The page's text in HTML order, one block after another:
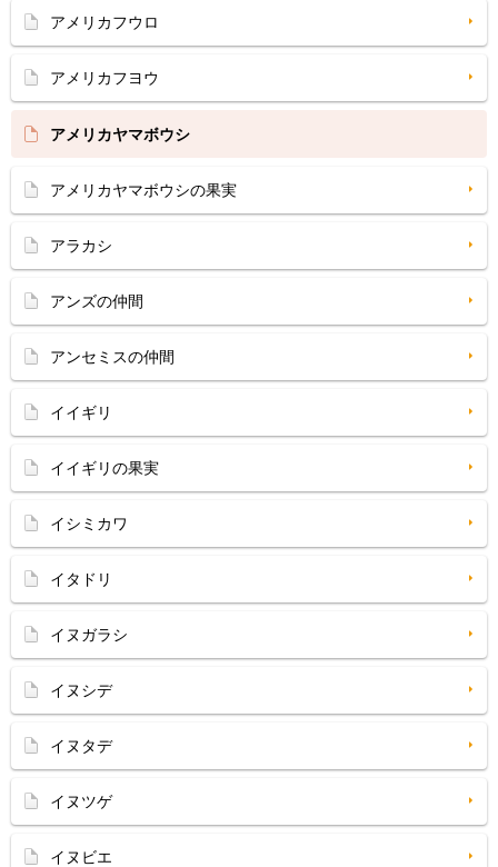
アメリカフウロ
アメリカフヨウ
アメリカヤマボウシ
アメリカヤマボウシの果実
アラカシ
アンズの仲間
アンセミスの仲間
イイギリ
イイギリの果実
イシミカワ
イタドリ
イヌガラシ
イヌシデ
イヌタデ
イヌツゲ
イヌビエ